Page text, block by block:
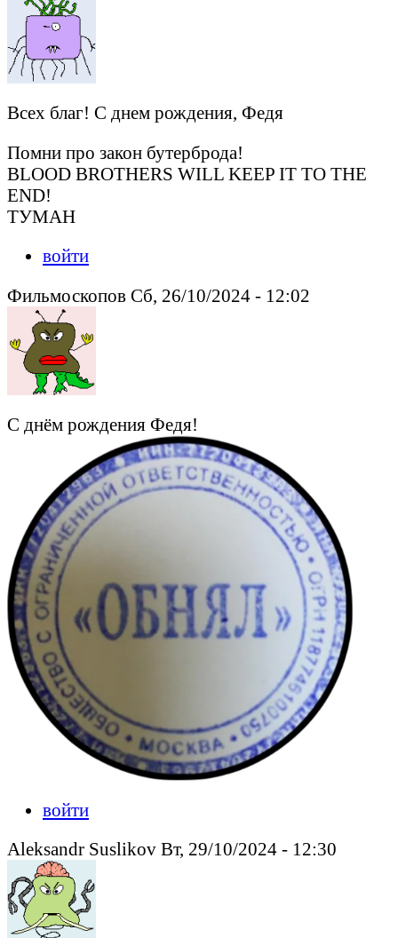
Всех благ! С днем рождения, Федя
Помни про закон бутерброда!
BLOOD BROTHERS WILL KEEP IT TO THE
END!
ТУМАН
войти
Фильмоскопов Сб, 26/10/2024 - 12:02
С днём рождения Федя!
войти
Aleksandr Suslikov Вт, 29/10/2024 - 12:30